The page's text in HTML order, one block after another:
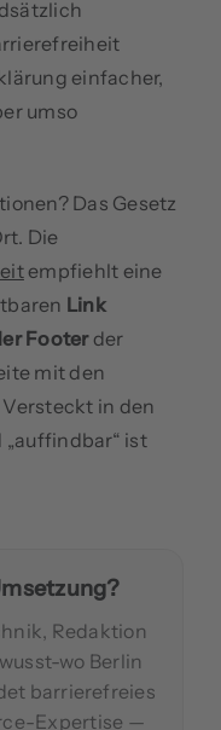
einfacher,
umso
Das Gesetz
Die
empfiehlt eine
Link
Footerder
mit den
in den
ist
Redaktion
wo Berlin
barrierefreies
Expertise —